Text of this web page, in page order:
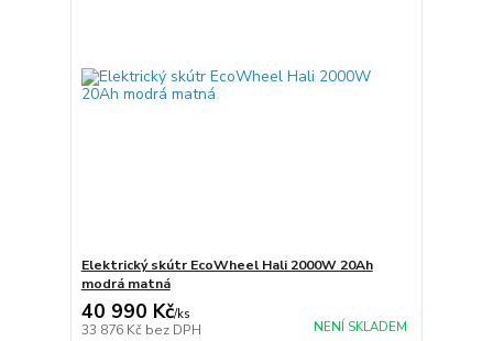
Elektrický skútr EcoWheel Hali 2000W 20Ah
modrá matná
40 990 Kč/ks
33 876 Kč bez DPH NENÍ SKLADEM